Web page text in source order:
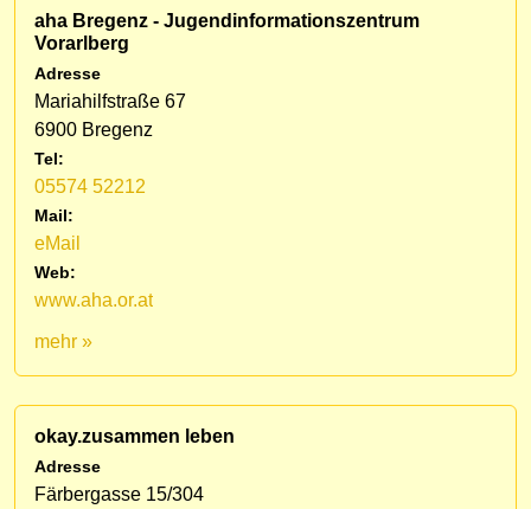
aha Bregenz - Jugendinformationszentrum
Vorarlberg
Adresse
Mariahilfstraße 67
6900 Bregenz
Tel:
05574 52212
Mail:
eMail
Web:
www.aha.or.at
mehr »
okay.zusammen leben
Adresse
Färbergasse 15/304